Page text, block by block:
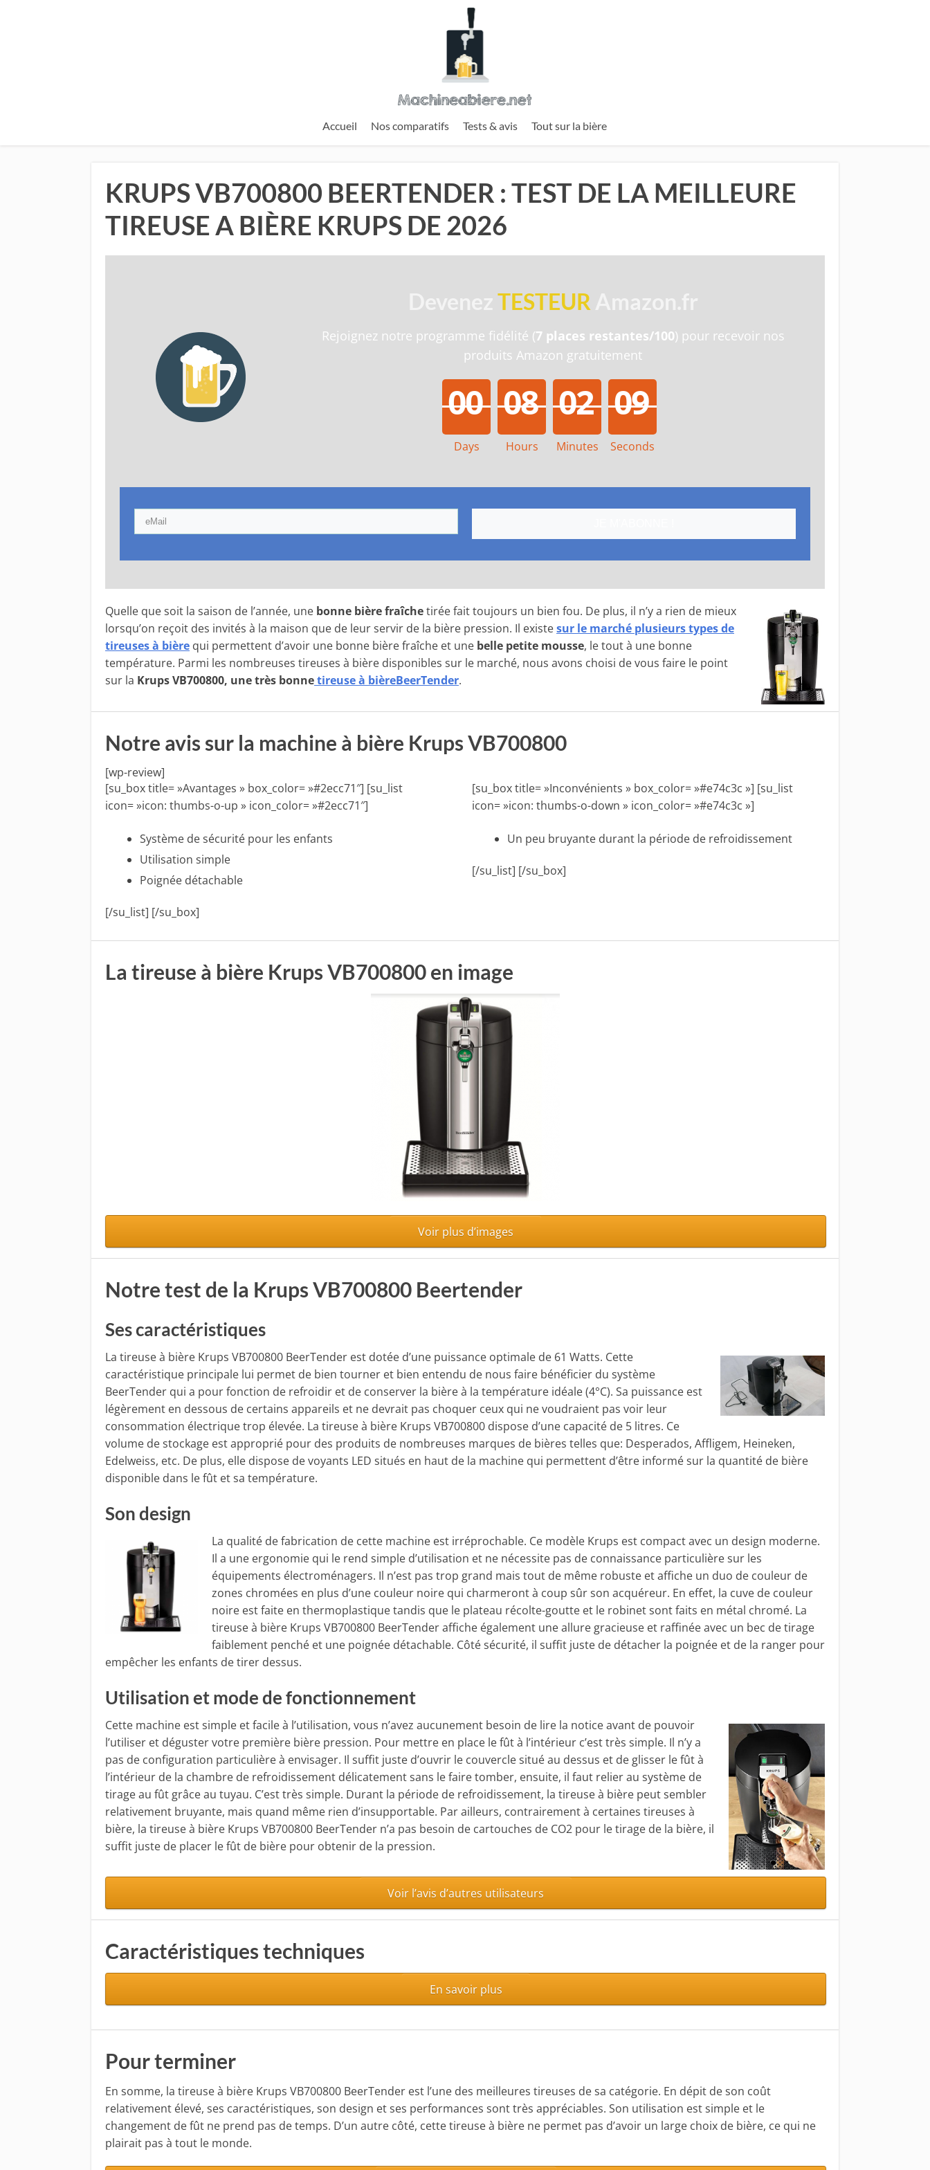
Accueil Nos comparatifs Tests & avis Tout sur la bière
KRUPS VB700800 BEERTENDER : TEST DE LA MEILLEURE
TIREUSE A BIÈRE KRUPS DE 2026
TESTEUR
Rejoignez notre programme fidélité (7 places restantes/100) pour recevoir nos
produits Amazon gratuitement
0
0
0
0
Days
0
0
8
8
Hours
0
0
2
2
Minutes
0
1
9
0
Seconds
Quelle que soit la saison de l’année, une bonne bière fraîchetirée fait toujours un bien fou. De plus, il n’y a rien de mieux
lorsqu’on reçoit des invités à la maison que de leur servir de la bière pression. Il existesur le marché plusieurs types de
tireuses à bière qui permettent d’avoir une bonne bière fraîche et une belle petite mousse, le tout à une bonne
température. Parmi les nombreuses tireuses à bière disponibles sur le marché, nous avons choisi de vous faire le point
sur la Krups VB700800, une très bonnetireuse à bièreBeerTender.
Notre avis sur la machine à bière Krups VB700800
[wp-review]
[su_box title= »Avantages » box_color= »#2ecc71″] [su_list
icon= »icon: thumbs-o-up » icon_color= »#2ecc71″]
Système de sécurité pour les enfants
Utilisation simple
Poignée détachable
[/su_list] [/su_box]
[su_box title= »Inconvénients » box_color= »#e74c3c »] [su_list
icon= »icon: thumbs-o-down » icon_color= »#e74c3c »]
Un peu bruyante durant la période de refroidissement
[/su_list] [/su_box]
La tireuse à bière Krups VB700800 en image
Voir plus d’images
Notre test de la Krups VB700800 Beertender
Ses caractéristiques
La tireuse à bière Krups VB700800 BeerTender est dotée d’une puissance optimale de 61 Watts. Cette
caractéristique principale lui permet de bien tourner et bien entendu de nous faire bénéficier du système
BeerTender qui a pour fonction de refroidir et de conserver la bière à la température idéale (4°C). Sa puissance est
légèrement en dessous de certains appareils et ne devrait pas choquer ceux qui ne voudraient pas voir leur
consommation électrique trop élevée. La tireuse à bière Krups VB700800 dispose d’une capacité de 5 litres. Ce
volume de stockage est approprié pour des produits de nombreuses marques de bières telles que: Desperados, Affligem, Heineken,
Edelweiss, etc. De plus, elle dispose de voyants LED situés en haut de la machine qui permettent d’être informé sur la quantité de bière
disponible dans le fût et sa température.
Son design
La qualité de fabrication de cette machine est irréprochable. Ce modèle Krups est compact avec un design moderne.
Il a une ergonomie qui le rend simple d’utilisation et ne nécessite pas de connaissance particulière sur les
équipements électroménagers. Il n’est pas trop grand mais tout de même robuste et affiche un duo de couleur de
zones chromées en plus d’une couleur noire qui charmeront à coup sûr son acquéreur. En effet, la cuve de couleur
noire est faite en thermoplastique tandis que le plateau récolte-goutte et le robinet sont faits en métal chromé. La
tireuse à bière Krups VB700800 BeerTender affiche également une allure gracieuse et raffinée avec un bec de tirage
faiblement penché et une poignée détachable. Côté sécurité, il suffit juste de détacher la poignée et de la ranger pour
empêcher les enfants de tirer dessus.
Utilisation et mode de fonctionnement
Cette machine est simple et facile à l’utilisation, vous n’avez aucunement besoin de lire la notice avant de pouvoir
l’utiliser et déguster votre première bière pression. Pour mettre en place le fût à l’intérieur c’est très simple. Il n’y a
pas de configuration particulière à envisager. Il suffit juste d’ouvrir le couvercle situé au dessus et de glisser le fût à
l’intérieur de la chambre de refroidissement délicatement sans le faire tomber, ensuite, il faut relier au système de
tirage au fût grâce au tuyau. C’est très simple. Durant la période de refroidissement, la tireuse à bière peut sembler
relativement bruyante, mais quand même rien d’insupportable. Par ailleurs, contrairement à certaines tireuses à
bière, la tireuse à bière Krups VB700800 BeerTender n’a pas besoin de cartouches de CO2 pour le tirage de la bière, il
suffit juste de placer le fût de bière pour obtenir de la pression.
Voir l’avis d’autres utilisateurs
Caractéristiques techniques
En savoir plus
Pour terminer
En somme, la tireuse à bière Krups VB700800 BeerTender est l’une des meilleures tireuses de sa catégorie. En dépit de son coût
relativement élevé, ses caractéristiques, son design et ses performances sont très appréciables. Son utilisation est simple et le
changement de fût ne prend pas de temps. D’un autre côté, cette tireuse à bière ne permet pas d’avoir un large choix de bière, ce qui ne
plairait pas à tout le monde.